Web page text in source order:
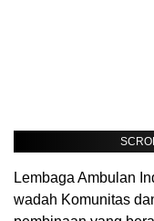
Lembaga Ambulan
wadah Komunitas